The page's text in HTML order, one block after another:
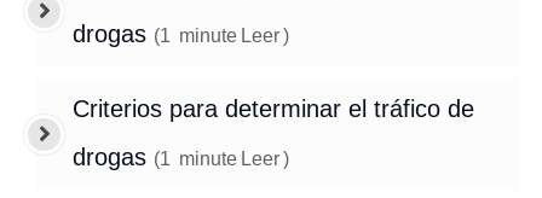
drogas (1 minute Leer)
Criterios para determinar el tráfico de
drogas (1 minute Leer)